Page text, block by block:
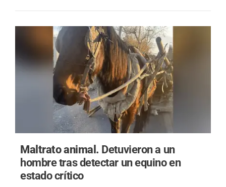
Maltrato animal. Detuvieron a un
hombre tras detectar un equino en
estado crítico